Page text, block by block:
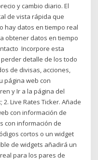
y cambio diario. El
de vista rápida que
hay datos en tiempo real
obtener datos en tiempo
Incorpore esta
detalle de los todo
de divisas, acciones,
página web con
y Ir a la página del
Live Rates Ticker. Añade
con información de
con información de
cortos o un widget
de widgets añadirá un
para los pares de